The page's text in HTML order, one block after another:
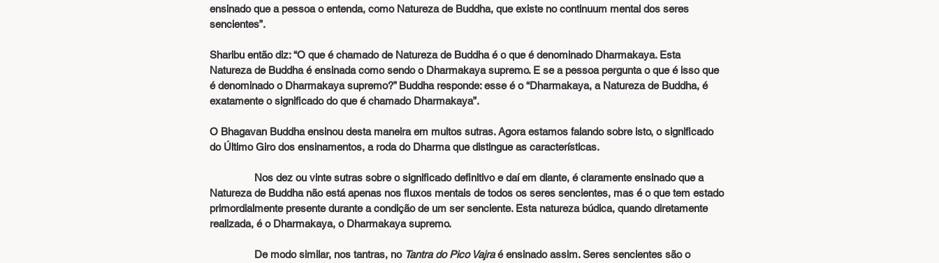
ensinado que a pessoa o entenda, como Natureza de Buddha, que existe no continuum mental dos seres
sencientes”.
Sharibu então diz: “O que é chamado de Natureza de Buddha é o que é denominado Dharmakaya. Esta
Natureza de Buddha é ensinada como sendo o Dharmakaya supremo. E se a pessoa pergunta o que é isso que
é denominado o Dharmakaya supremo?” Buddha responde: esse é o “Dharmakaya, a Natureza de Buddha, é
exatamente o significado do que é chamado Dharmakaya”.
O Bhagavan Buddha ensinou desta maneira em muitos sutras. Agora estamos falando sobre isto, o significado
do Último Giro dos ensinamentos, a roda do Dharma que distingue as características.
Natureza de Buddha não está apenas nos fluxos mentais de todos os seres sencientes, mas é o que tem estado
primordialmente presente durante a condição de um ser senciente. Esta natureza búdica, quando diretamente
realizada, é o Dharmakaya, o Dharmakaya supremo.
                De modo similar, nos tantras, no
Tantra do Pico Vajra é ensinado assim. Seres sencientes são o